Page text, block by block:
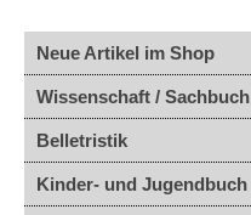
Neue Artikel im Shop
Wissenschaft / Sachbuch
Belletristik
Kinder- und Jugendbuch